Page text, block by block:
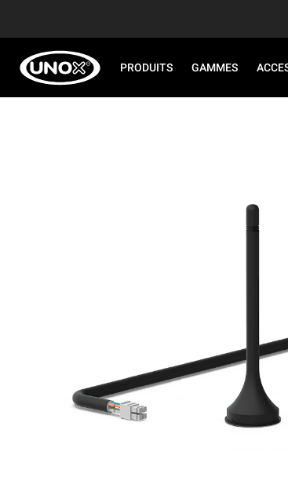
PRODUITS GAMMES